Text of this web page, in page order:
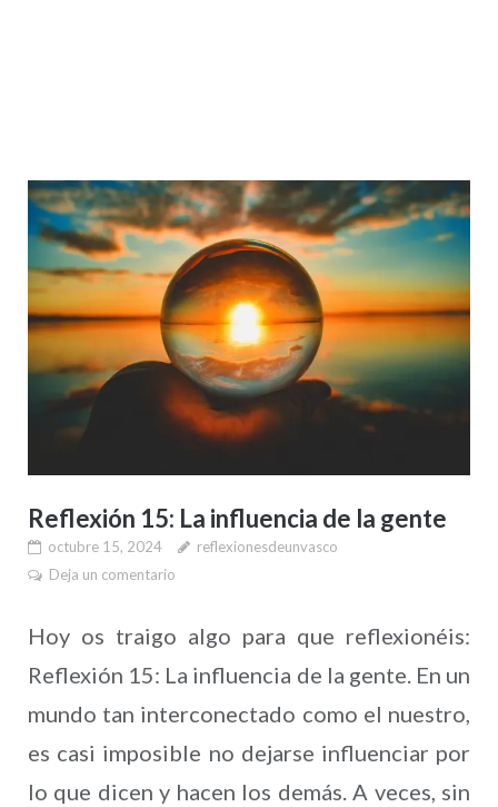
Reflexión 15: La influencia de la gente
octubre 15, 2024
reflexionesdeunvasco
Deja un comentario
Hoy os traigo algo para que reflexionéis:
Reflexión 15: La influencia de la gente. En un
mundo tan interconectado como el nuestro,
es casi imposible no dejarse influenciar por
lo que dicen y hacen los demás. A veces, sin